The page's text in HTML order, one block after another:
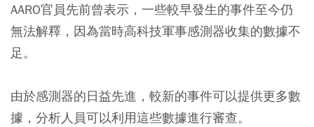
AARO官員先前曾表示，一些較早發生的事件至今仍
無法解釋，因為當時高科技軍事感測器收集的數據不
足。
由於感測器的日益先進，較新的事件可以提供更多數
據，分析人員可以利用這些數據進行審查。